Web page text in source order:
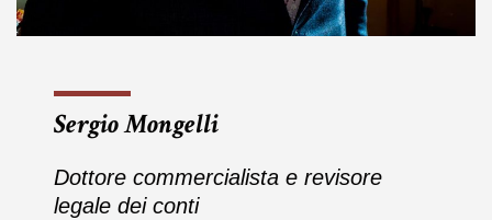
Sergio Mongelli
Dottore commercialista e revisore
legale dei conti